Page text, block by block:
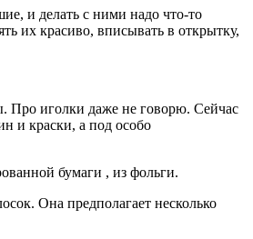
и делать с ними надо что-то
их красиво, вписывать в открытку,
Про иголки даже не говорю. Сейчас
и краски, а под особо
бумаги , из фольги.
Она предполагает несколько